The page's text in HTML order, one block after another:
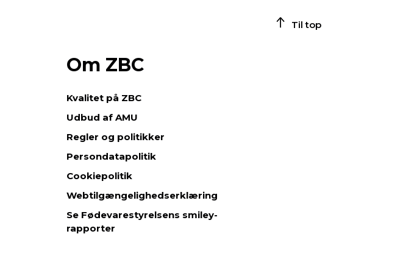
Til top
Om ZBC
Kvalitet på ZBC
Udbud af AMU
Regler og politikker
Persondatapolitik
Cookiepolitik
Webtilgængelighedserklæring
Se Fødevarestyrelsens smiley-
rapporter